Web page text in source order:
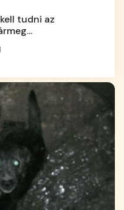
tudni az